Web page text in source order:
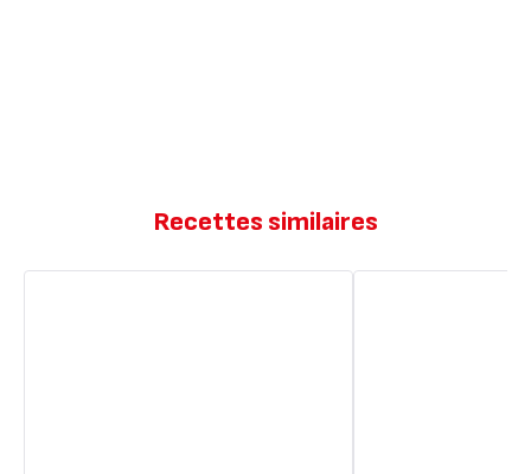
Recettes similaires